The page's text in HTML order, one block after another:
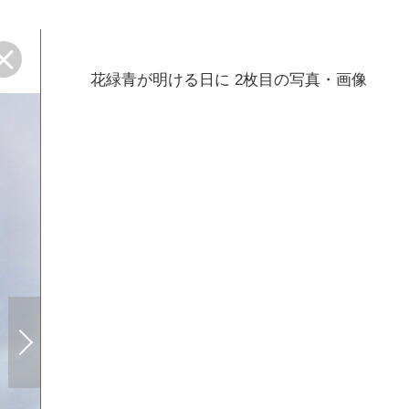
花緑青が明ける日に 2枚目の写真・画像